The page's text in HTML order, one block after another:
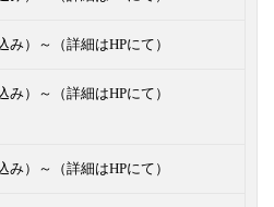
み）～（詳細はHPにて）
み）～（詳細はHPにて）
み）～（詳細はHPにて）